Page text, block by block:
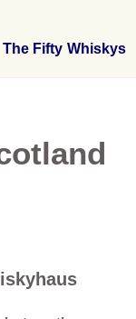
The Fifty Whiskys